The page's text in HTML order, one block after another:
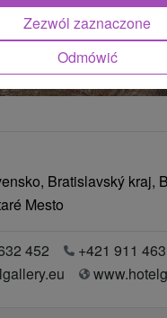
Bratislavský kraj,
Mesto
452
+421 911
Odmówić
Zezwól zaznaczone